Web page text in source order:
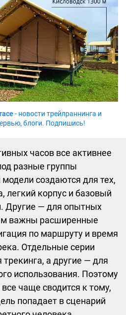
- новости трейлраннинга и
блоги. Подпишись!
часов все активнее
разные группы
создаются для тех,
легкий корпус и базовый
Другие — для опытных
важны расширенные
по маршруту и время
Отдельные серии
а другие — для
использования. Поэтому
чаще сводится к тому,
попадает в сценарий